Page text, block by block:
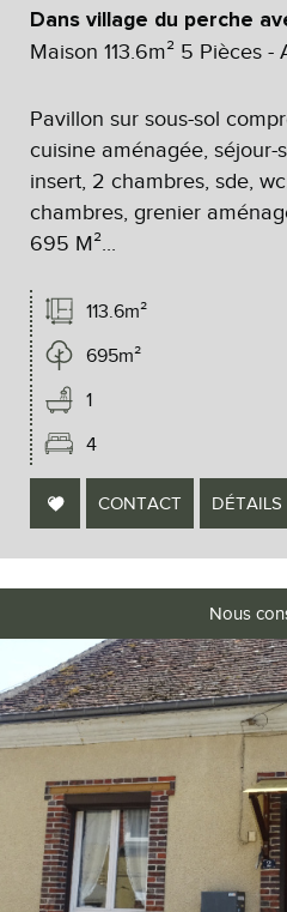
Dans village du perche
Maison 113.6m² 5 Pièces
Pavillon sur sous-sol
cuisine aménagée,
insert, 2 chambres, sde,
chambres, grenier
695 M²...
113.6m²
695m²
1
4
CONTACT DÉTAILS
Nous